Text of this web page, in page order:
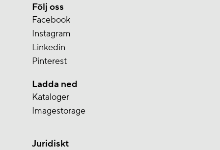
Följ oss
Facebook
Instagram
Linkedin
Pinterest
Ladda ned
Kataloger
Imagestorage
Juridiskt